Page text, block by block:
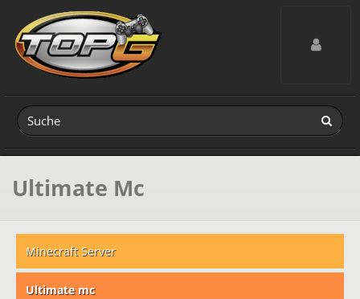
Toggle
Ultimate Mc
Minecraft Server
Ultimate mc